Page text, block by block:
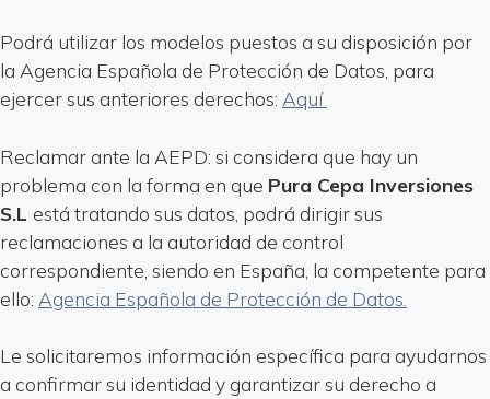
Podrá utilizar los modelos puestos a su disposición por
la Agencia Española de Protección de Datos, para
ejercer sus anteriores derechos: Aquí
Reclamar ante la AEPD: si considera que hay un
problema con la forma en que Pura Cepa Inversiones
S.L está tratando sus datos, podrá dirigir sus
reclamaciones a la autoridad de control
correspondiente, siendo en España, la competente para
ello: Agencia Española de Protección de Datos.
Le solicitaremos información específica para ayudarnos
a confirmar su identidad y garantizar su derecho a